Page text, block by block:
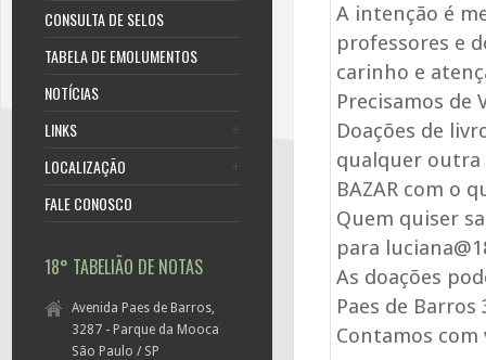
CONSULTA DE SELOS
TABELA DE EMOLUMENTOS
NOTÍCIAS
LINKS
LOCALIZAÇÃO
FALE CONOSCO
18° TABELIÃO DE NOTAS
Avenida Paes de Barros,
3287 - Parque da Mooca
São Paulo / SP
A intenção é
professores e
carinho e
Precisamos de
Doações de
qualquer outra
BAZAR com o
Quem quiser
para
As doações
Paes de Barros
Contamos com